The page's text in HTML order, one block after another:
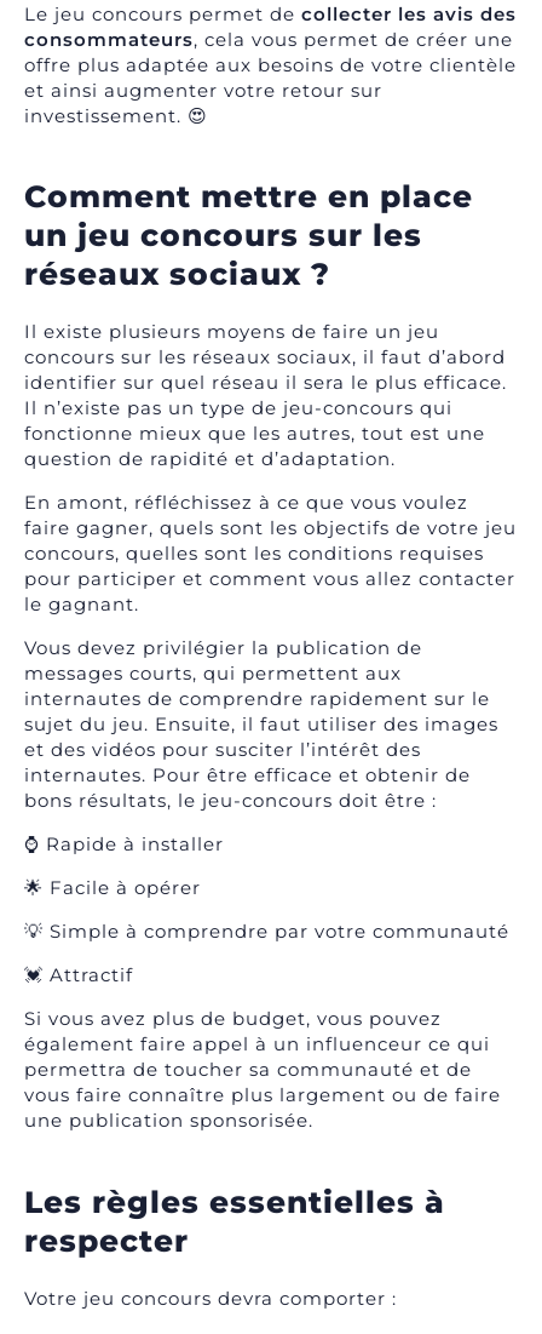
Le jeu concours permet de collecter les avis des
consommateurs, cela vous permet de créer une
offre plus adaptée aux besoins de votre clientèle
et ainsi augmenter votre retour sur
investissement. 😍
Comment mettre en place
un jeu concours sur les
réseaux sociaux ?
Il existe plusieurs moyens de faire un jeu
concours sur les réseaux sociaux, il faut d’abord
identifier sur quel réseau il sera le plus efficace.
Il n’existe pas un type de jeu-concours qui
fonctionne mieux que les autres, tout est une
question de rapidité et d’adaptation.
En amont, réfléchissez à ce que vous voulez
faire gagner, quels sont les objectifs de votre jeu
concours, quelles sont les conditions requises
pour participer et comment vous allez contacter
le gagnant.
Vous devez privilégier la publication de
messages courts, qui permettent aux
internautes de comprendre rapidement sur le
sujet du jeu. Ensuite, il faut utiliser des images
et des vidéos pour susciter l’intérêt des
internautes. Pour être efficace et obtenir de
bons résultats, le jeu-concours doit être :
⌚ Rapide à installer
🌟 Facile à opérer
💡 Simple à comprendre par votre communauté
💓 Attractif
Si vous avez plus de budget, vous pouvez
également faire appel à un influenceur ce qui
permettra de toucher sa communauté et de
vous faire connaître plus largement ou de faire
une publication sponsorisée.
Les règles essentielles à
respecter
Votre jeu concours devra comporter :